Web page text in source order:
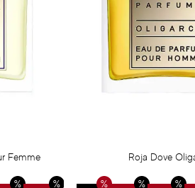
Femme Roja Dove